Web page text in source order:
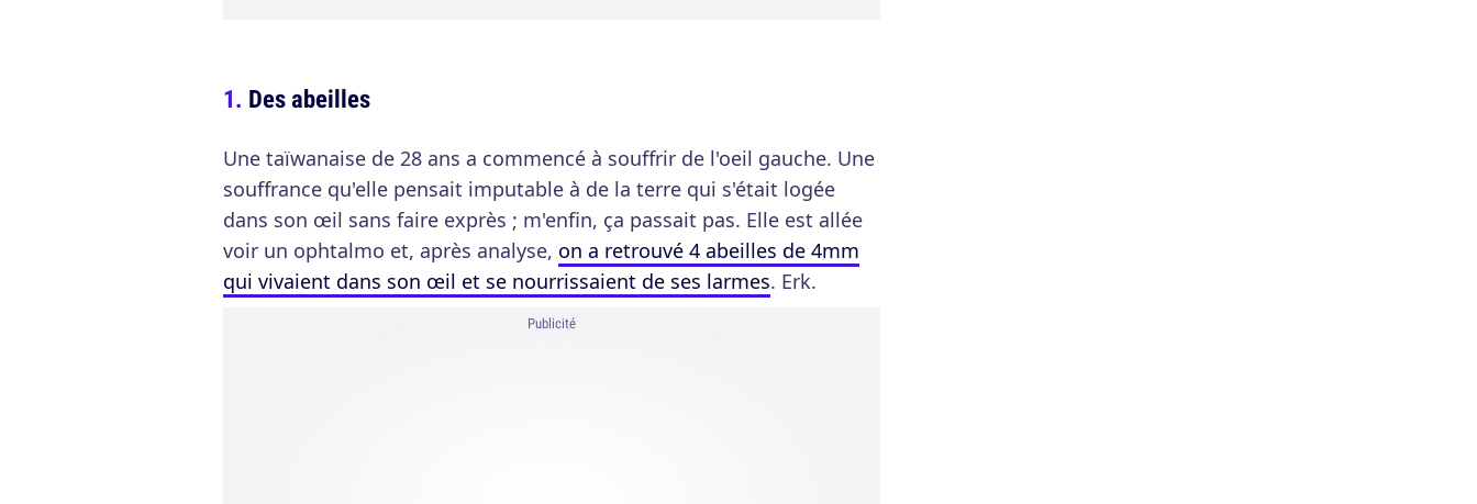
Des abeilles
Une taïwanaise de 28 ans a commencé à souffrir de l'oeil gauche. Une
souffrance qu'elle pensait imputable à de la terre qui s'était logée
dans son œil sans faire exprès ; m'enfin, ça passait pas. Elle est allée
voir un ophtalmo et, après analyse, on a retrouvé 4 abeilles de 4mm
qui vivaient dans son œil et se nourrissaient de ses larmes. Erk.
Publicité